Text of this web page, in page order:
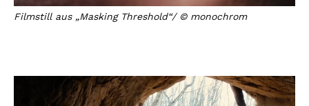
Filmstill aus „Masking Threshold“/ © monochrom